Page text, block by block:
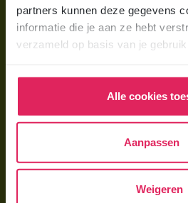
partners kunnen deze gegevens
informatie die je aan ze hebt
verzameld op basis van je
Alle cookies
Aanpassen
Weigeren
Gastouder worden bij 4Kids
Hoe vind ik gastkinderen?
Wat verdient een gastouder?